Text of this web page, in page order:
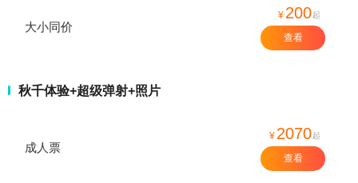
大小同价
¥ 200起
查看
秋千体验+超级弹射+照片
成人票
¥ 2070起
查看